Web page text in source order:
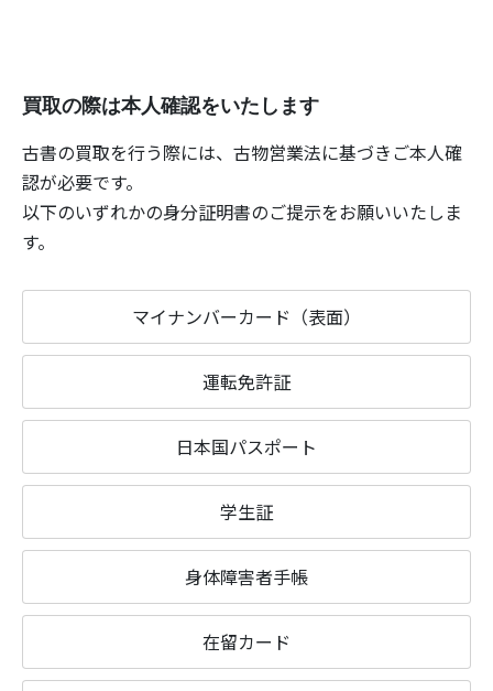
買取の際は本人確認をいたします
古書の買取を行う際には、古物営業法に基づきご本人確
認が必要です。
以下のいずれかの身分証明書のご提示をお願いいたしま
す。
マイナンバーカード（表面）
運転免許証
日本国パスポート
学生証
身体障害者手帳
在留カード